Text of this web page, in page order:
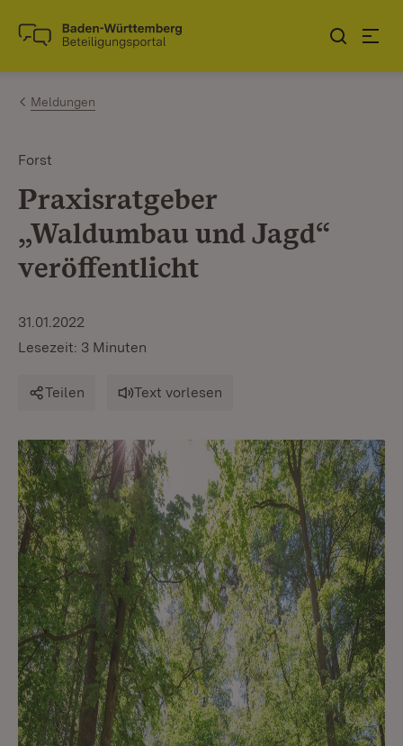
Zum Inhalt springen
Link zur Startseite
Meldungen
Forst
Praxisratgeber
„Waldumbau und Jagd“
veröffentlicht
31.01.2022
Lesezeit: 3 Minuten
Teilen Text vorlesen